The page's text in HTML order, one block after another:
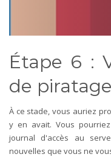
Étape 6 :
de piratage
À ce stade, vous auriez
y en avait. Vous
journal d'accès au
nouvelles que vous ne